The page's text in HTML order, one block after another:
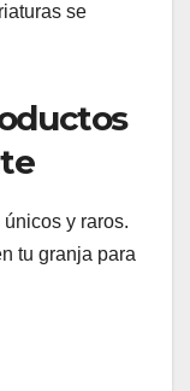
se
y raros.
tu granja para